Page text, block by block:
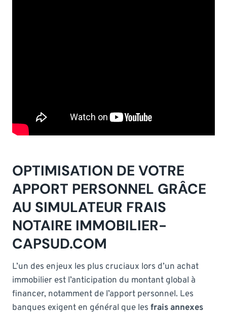
OPTIMISATION DE VOTRE
APPORT PERSONNEL GRÂCE
AU SIMULATEUR FRAIS
NOTAIRE IMMOBILIER-
CAPSUD.COM
L’un des enjeux les plus cruciaux lors d’un achat
immobilier est l’anticipation du montant global à
financer, notamment de l’apport personnel. Les
banques exigent en général que les frais annexes